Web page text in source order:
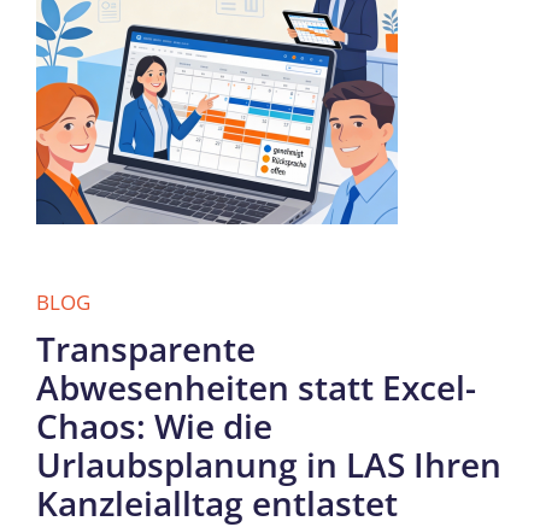
BLOG
Transparente
Abwesenheiten statt Excel-
Chaos: Wie die
Urlaubsplanung in LAS Ihren
Kanzleialltag entlastet